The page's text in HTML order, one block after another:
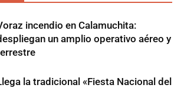
incendio en Calamuchita:
un amplio operativo aéreo y
la tradicional «Fiesta Nacional del